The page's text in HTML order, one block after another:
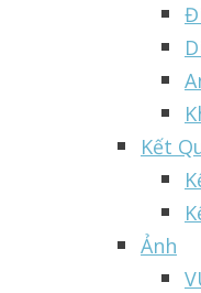
Kết
Ảnh